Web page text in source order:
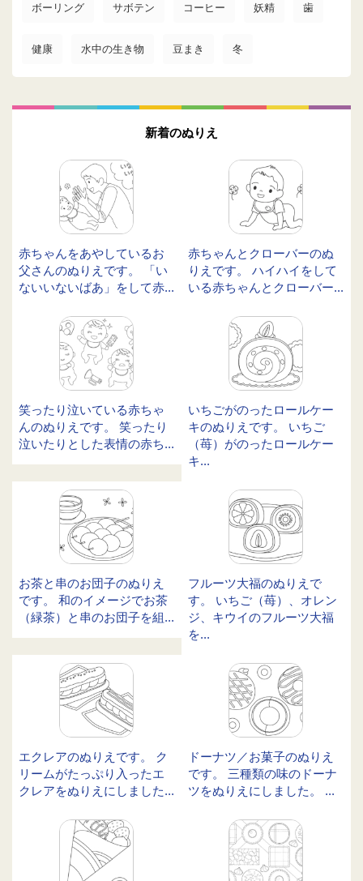
ボーリング サボテン コーヒー 妖精 歯
健康 水中の生き物 豆まき 冬
新着のぬりえ
赤ちゃんをあやしているお
父さんのぬりえです。 「い
ないいないばあ」をして赤...
赤ちゃんとクローバーのぬ
りえです。 ハイハイをして
いる赤ちゃんとクローバー...
笑ったり泣いている赤ちゃ
んのぬりえです。 笑ったり
泣いたりとした表情の赤ち...
いちごがのったロールケー
キのぬりえです。 いちご
（苺）がのったロールケー
キ...
お茶と串のお団子のぬりえ
です。 和のイメージでお茶
（緑茶）と串のお団子を組...
フルーツ大福のぬりえで
す。 いちご（苺）、オレン
ジ、キウイのフルーツ大福
を...
エクレアのぬりえです。 ク
リームがたっぷり入ったエ
クレアをぬりえにしました...
ドーナツ／お菓子のぬりえ
です。 三種類の味のドーナ
ツをぬりえにしました。 ...